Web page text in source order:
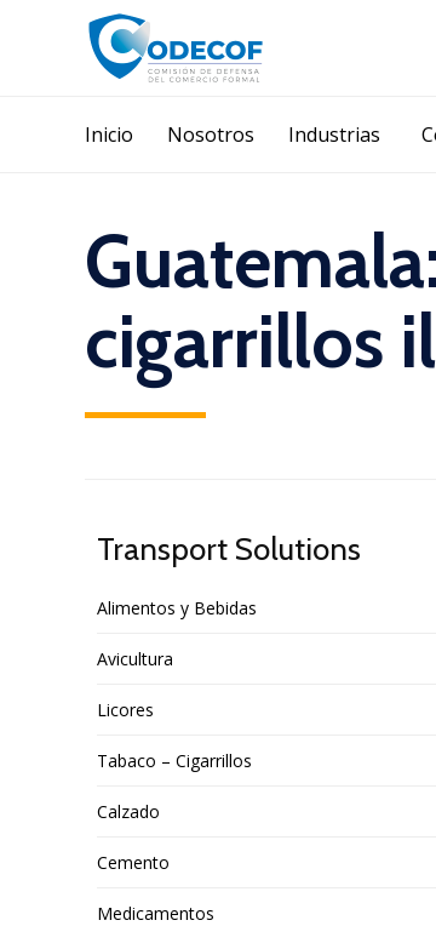
Inicio Nosotros Industrias
cigarrillos
Transport Solutions
Alimentos y Bebidas
Avicultura
Licores
Tabaco – Cigarrillos
Calzado
Cemento
Medicamentos